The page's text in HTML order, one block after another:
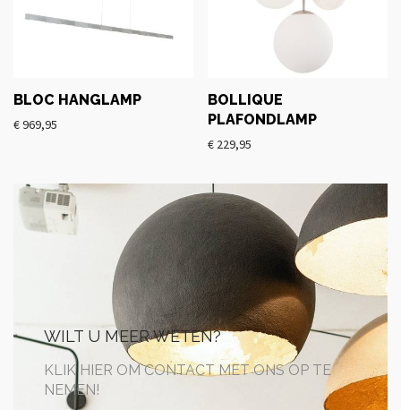
BLOC HANGLAMP
€969,95
BOLLIQUE
PLAFONDLAMP
€ 229,95
WILT U MEER WETEN?
KLIK HIER OM CONTACT MET ONS OP TE
NEMEN!